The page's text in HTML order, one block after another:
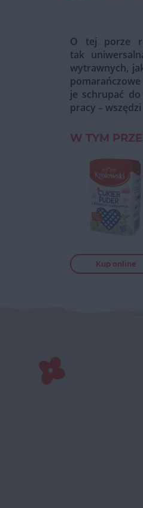
O tej porze
tak
wytrawnych,
je schrupać
pracy –
W TYM
Kup online